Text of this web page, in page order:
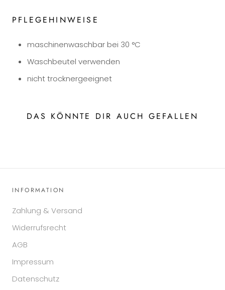
PFLEGEHINWEISE
maschinenwaschbar bei 30 °C
Waschbeutel verwenden
nicht trocknergeeignet
DAS KÖNNTE DIR AUCH GEFALLEN
INFORMATION
Zahlung & Versand
Widerrufsrecht
AGB
Impressum
Datenschutz